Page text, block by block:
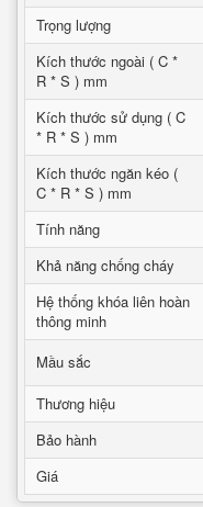
Trọng lượng
Kích thước ngoài ( C *
R * S ) mm
Kích thước sử dụng ( C
* R * S ) mm
Kích thước ngăn kéo (
C * R * S ) mm
Tính năng
Khả năng chống cháy
Hệ thống khóa liên hoàn
thông minh
Mầu sắc
Thương hiệu
Bảo hành
Giá